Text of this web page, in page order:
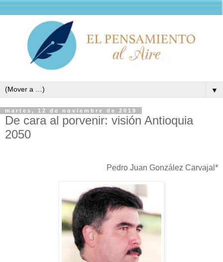
▼
martes, 12 de noviembre de 2019
De cara al porvenir: visión Antioquia
2050
Pedro Juan González Carvajal*